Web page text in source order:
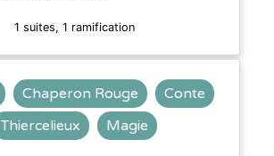
1 suites, 1 ramification
Chaperon Rouge
Conte
Thiercelieux
Magie